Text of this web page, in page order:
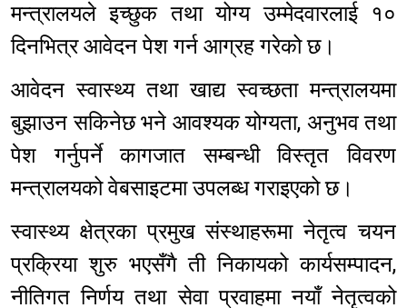
मन्त्रालयले इच्छुक तथा योग्य उम्मेदवारलाई १०
दिनभित्र आवेदन पेश गर्न आग्रह गरेको छ।
आवेदन स्वास्थ्य तथा खाद्य स्वच्छता मन्त्रालयमा
बुझाउन सकिनेछ भने आवश्यक योग्यता, अनुभव तथा
पेश गर्नुपर्ने कागजात सम्बन्धी विस्तृत विवरण
मन्त्रालयको वेबसाइटमा उपलब्ध गराइएको छ।
स्वास्थ्य क्षेत्रका प्रमुख संस्थाहरूमा नेतृत्व चयन
प्रक्रिया शुरु भएसँगै ती निकायको कार्यसम्पादन,
नीतिगत निर्णय तथा सेवा प्रवाहमा नयाँ नेतृत्वको